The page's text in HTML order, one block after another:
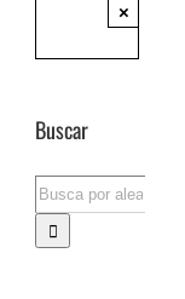
×
Buscar
Search
for: